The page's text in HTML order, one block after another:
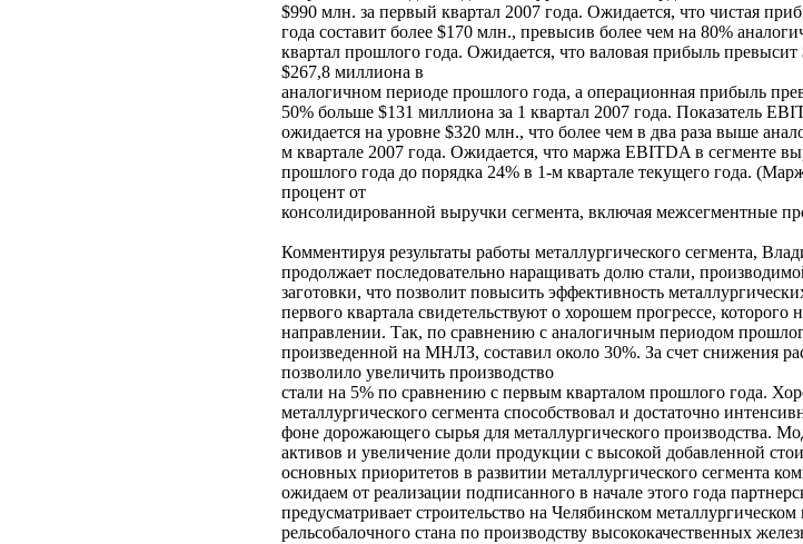
$990 млн. за первый квартал 2007 года. Ожидается, что чистая
года составит более $170 млн., превысив более чем на 80%
квартал прошлого года. Ожидается, что валовая прибыль
$267,8 миллиона в
аналогичном периоде прошлого года, а операционная прибыль
50% больше $131 миллиона за 1 квартал 2007 года. Показатель
ожидается на уровне $320 млн., что более чем в два раза выше
м квартале 2007 года. Ожидается, что маржа EBITDA в сегменте
прошлого года до порядка 24% в 1-м квартале текущего года.
процент от
консолидированной выручки сегмента, включая межсегментные
Комментируя результаты работы металлургического сегмента,
продолжает последовательно наращивать долю стали,
заготовки, что позволит повысить эффективность
первого квартала свидетельствуют о хорошем прогрессе, которого
направлении. Так, по сравнению с аналогичным периодом
произведенной на МНЛЗ, составил около 30%. За счет снижения
позволило увеличить производство
стали на 5% по сравнению с первым кварталом прошлого года.
металлургического сегмента способствовал и достаточно
фоне дорожающего сырья для металлургического производства.
активов и увеличение доли продукции с высокой добавленной
основных приоритетов в развитии металлургического сегмента
ожидаем от реализации подписанного в начале этого года
предусматривает строительство на Челябинском
рельсобалочного стана по производству высококачественных